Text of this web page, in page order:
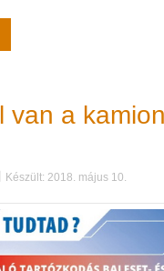
van a
Készült: 2018. május 10.